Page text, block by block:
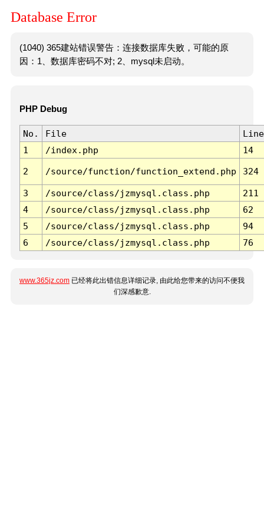
Database Error
(1040) 365建站错误警告：连接数据库失败，可能的原
因：1、数据库密码不对; 2、mysql未启动。
PHP Debug
No. File
Line
1
/index.php 14
2 /source/function/function_extend.php 324
3 /source/class/jzmysql.class.php
211
4
/source/class/jzmysql.class.php
62
5
/source/class/jzmysql.class.php
94
6
/source/class/jzmysql.class.php 76
www.365jz.com 已经将此出错信息详细记录, 由此给您带来的访问不便我
们深感歉意.